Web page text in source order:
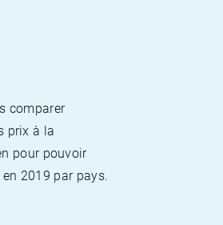
comparer
prix à la
pour pouvoir
2019 par pays.